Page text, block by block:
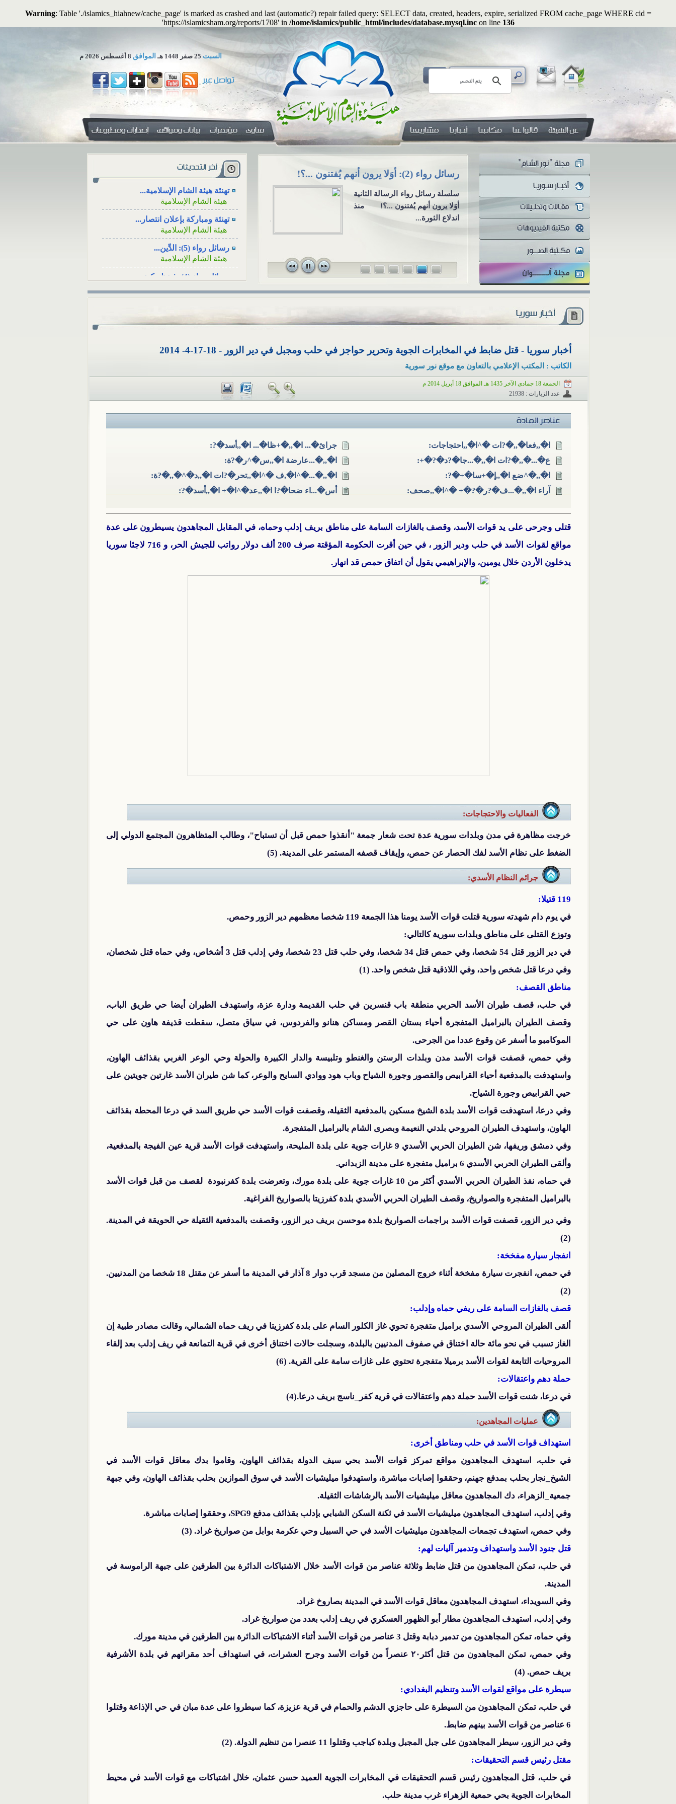
Warning: Table './islamics_hiahnew/cache_page' is marked as crashed and last (automatic?) repair failed query: SELECT data, created, headers, expire, serialized FROM cache_page WHERE cid =
'https://islamicsham.org/reports/1708' in /home/islamics/public_html/includes/database.mysql.incon line 136
السبت 25 صفر 1448 هـ الموافق 8 أغسطس 2026 م
رسائل رواء (2): أوَلا يرون أنهم يُفتنون ...؟!
أوَلا يرون أنهم يُفتنون ...؟! منذ
اندلاع الثورة...
هل يجوز جعلُ المهرِ منفعةً معنوية؟
هل يجوز جعلُ المهرِ منفعةً
معنوية؟ السؤال: هل يجوز أن
يكون المهرُ منفعةً أو خِدمةً
الاجتماع للعزاء، والتعزية من خلال وسائل
التواصل الاجتماعي
الاجتماع للعزاء، ووقته، والتعزية
من خلال وسائل التواصل
الاجتماعي السؤال: عند وفاة
قريبٍ لأحد الأصدقاء هل يكفي
هل تجوز الاستعاضة عن المال...
المكتب العلمي ـ هيئة الشام...
هيئة الشام الإسلامية
تهنئة ومباركة بإعلان انتصار...
هيئة الشام الإسلامية
رسائل رواء (5): الدِّين...
هيئة الشام الإسلامية
رسائل رواء (4): فينظرَ كيف...
هيئة الشام الإسلامية
رسائل رواء (3): لا يُسلِمُه...
رسائل رواء (1): وأصلحوا ذات...
رسائل رواء (2): أوَلا يرون...
أحكامُ الجوائز في المسابقات...
المكتب العلمي ـ هيئة الشام...
هل تثبت الوفاةُ بشهادةِ رجلٍ...
أخبار سوريا - قتل ضابط في المخابرات الجوية وتحرير حواجز في حلب ومجبل في دير الزور - 18-17-4- 2014
الكاتب : المكتب الإعلامي بالتعاون مع موقع نور سورية
الجمعة 18 جمادى الآخر 1435 هـ الموافق 18 أبريل 2014 م
عدد الزيارات : 21938
ا�,,فعا�,,�?ات �^ا�,,احتجاجات:
جرائ�... ا�,,�+ظا�... ا�,,أسد�?:
ع�...�,,�?ات ا�,,�...جا�?د�?�+:
ا�,,�...عارضة ا�,,س�^ر�?ة:
ا�,,�^ضع ا�,,إ�+سا�+�?:
ا�,,�...�^ا�,ف �^ا�,,تحر�?ات ا�,,د�^�,,�?ة:
آراء ا�,,�...ف�?ر�?�+ �^ا�,,صحف:
أس�...اء ضحا�?ا ا�,,عد�^ا�+ ا�,,أسد�?:
قتلى وجرحى على يد قوات الأسد، وقصف بالغازات السامة على مناطق بريف إدلب وحماه، في المقابل المجاهدون يسيطرون على عدة
مواقع لقوات الأسد في حلب ودير الزور ، في حين أقرت الحكومة المؤقتة صرف 200 ألف دولار رواتب للجيش الحر، و 716 لاجئا سوريا
يدخلون الأردن خلال يومين، والإبراهيمي يقول أن اتفاق حمص قد انهار.
الفعاليات والاحتجاجات:
خرجت مظاهرة في مدن وبلدات سورية عدة تحت شعار جمعة "أنقذوا حمص قبل أن تستباح"، وطالب المتظاهرون المجتمع الدولي إلى
الضغط على نظام الأسد لفك الحصار عن حمص، وإيقاف قصفه المستمر على المدينة. (5)
جرائم النظام الأسدي:
119 قتيلا:
في يوم دام شهدته سورية قتلت قوات الأسد يومنا هذا الجمعة 119 شخصا معظمهم دير الزور وحمص.
وتوزع القتلى على مناطق وبلدات سورية كالتالي:
في دير الزور قتل 54 شخصا، وفي حمص قتل 34 شخصا، وفي حلب قتل 23 شخصا، وفي إدلب قتل 3 أشخاص، وفي حماه قتل شخصان،
وفي درعا قتل شخص واحد، وفي اللاذقية قتل شخص واحد. (1)
مناطق القصف:
في حلب، قصف طيران الأسد الحربي منطقة باب قنسرين في حلب القديمة ودارة عزة، واستهدف الطيران أيضا حي طريق الباب،
وقصف الطيران بالبراميل المتفجرة أحياء بستان القصر ومساكن هنانو والفردوس، في سياق متصل، سقطت قذيفة هاون على حي
الموكامبو ما أسفر عن وقوع عددا من الجرحى.
وفي حمص، قصفت قوات الأسد مدن وبلدات الرستن والغنطو وتلبيسة والدار الكبيرة والحولة وحي الوعر الغربي بقذائف الهاون،
واستهدفت بالمدفعية أحياء القرابيص والقصور وجورة الشياح وباب هود ووادي السايح والوعر، كما شن طيران الأسد غارتين جويتين على
حيي القرابيص وجورة الشياح.
وفي درعا، استهدفت قوات الأسد بلدة الشيخ مسكين بالمدفعية الثقيلة، وقصفت قوات الأسد حي طريق السد في درعا المحطة بقذائف
الهاون، واستهدف الطيران المروحي بلدتي النعيمة وبصرى الشام بالبراميل المتفجرة.
وفي دمشق وريفها، شن الطيران الحربي الأسدي 9 غارات جوية على بلدة المليحة، واستهدفت قوات الأسد قرية عين الفيجة بالمدفعية،
وألقى الطيران الحربي الأسدي 6 براميل متفجرة على مدينة الزبداني.
في حماه، نفذ الطيران الحربي الأسدي أكثر من 10 غارات جوية على بلدة مورك، وتعرضت بلدة كفرنبودة لقصف من قبل قوات الأسد
بالبراميل المتفجرة والصواريخ، وقصف الطيران الحربي الأسدي بلدة كفرزيتا بالصواريخ الفراغية.
وفي دير الزور، قصفت قوات الأسد براجمات الصواريخ بلدة موحسن بريف دير الزور، وقصفت بالمدفعية الثقيلة حي الحويقة في المدينة.
(2)
انفجار سيارة مفخخة:
في حمص، انفجرت سيارة مفخخة أثناء خروج المصلين من مسجد قرب دوار 8 آذار في المدينة ما أسفر عن مقتل 18 شخصا من المدنيين.
(2)
قصف بالغازات السامة على ريفي حماه وإدلب:
ألقى الطيران المروحي الأسدي براميل متفجرة تحوي غاز الكلور السام على بلدة كفرزيتا في ريف حماه الشمالي، وقالت مصادر طبية إن
الغاز تسبب في نحو مائة حالة اختناق في صفوف المدنيين بالبلدة، وسجلت حالات اختناق أخرى في قرية التمانعة في ريف إدلب بعد إلقاء
المروحيات التابعة لقوات الأسد برميلا متفجرة تحتوي على غازات سامة على القرية. (6)
حملة دهم واعتقالات:
في درعا، شنت قوات الأسد حملة دهم واعتقالات في قرية كفر_ناسج بريف درعا.(4)
عمليات المجاهدين:
استهداف قوات الأسد في حلب ومناطق أخرى:
في حلب، استهدف المجاهدون مواقع تمركز قوات الأسد بحي سيف الدولة بقذائف الهاون، وقاموا بدك معاقل قوات الأسد في
الشيخ_نجار بحلب بمدفع جهنم، وحققوا إصابات مباشرة، واستهدفوا ميليشيات الأسد في سوق الموازين بحلب بقذائف الهاون، وفي جبهة
جمعية_الزهراء، دك المجاهدون معاقل ميليشيات الأسد بالرشاشات الثقيلة.
وفي إدلب، استهدف المجاهدون ميليشيات الأسد في ثكنة السكن الشبابي بإدلب بقذائف مدفع SPG9، وحققوا إصابات مباشرة.
وفي حمص، استهدف تجمعات المجاهدون ميليشيات الأسد في حي السبيل وحي عكرمة بوابل من صواريخ غراد. (3)
قتل جنود الأسد واستهداف وتدمير آليات لهم:
في حلب، تمكن المجاهدون من‏ قتل ضابط وثلاثة عناصر من قوات الأسد خلال الاشتباكات الدائرة بين الطرفين على جبهة ‏الراموسة‬ في
المدينة.
وفي السويداء، استهدف المجاهدون معاقل قوات الأسد في المدينة بصاروخ غراد.
وفي إدلب، استهدف المجاهدون مطار أبو الظهور العسكري في ريف إدلب بعدد من صواريخ غراد.
وفي حماه، تمكن المجاهدون من تدمير دبابة وقتل 3 عناصر من قوات الأسد أثناء الاشتباكات الدائرة بين الطرفين في مدينة مورك.
وفي ‏حمص‬، تمكن المجاهدون من قتل أكثر٢٠ عنصراً من قوات الأسد وجرح العشرات، في استهداف أحد مقراتهم في بلدة ‏الأشرفية‬
بريف حمص. (4)
سيطرة على مواقع لقوات الأسد وتنظيم البغدادي:
في حلب، تمكن المجاهدون من السيطرة على حاجزي الدشم والحمام في قرية عزيزة، كما سيطروا على عدة مبان في حي الإذاعة وقتلوا
6 عناصر من قوات الأسد بينهم ضابط.
وفي دير الزور، سيطر المجاهدون على جبل المجبل وبلدة كباجب وقتلوا 11 عنصرا من تنظيم الدولة. (2)
مقتل رئيس قسم التحقيقات:
في حلب، قتل المجاهدون رئيس قسم التحقيقات في المخابرات الجوية العميد حسن عثمان، خلال اشتباكات مع قوات الأسد في محيط
المخابرات الجوية بحي حمعية الزهراء غرب مدينة حلب.